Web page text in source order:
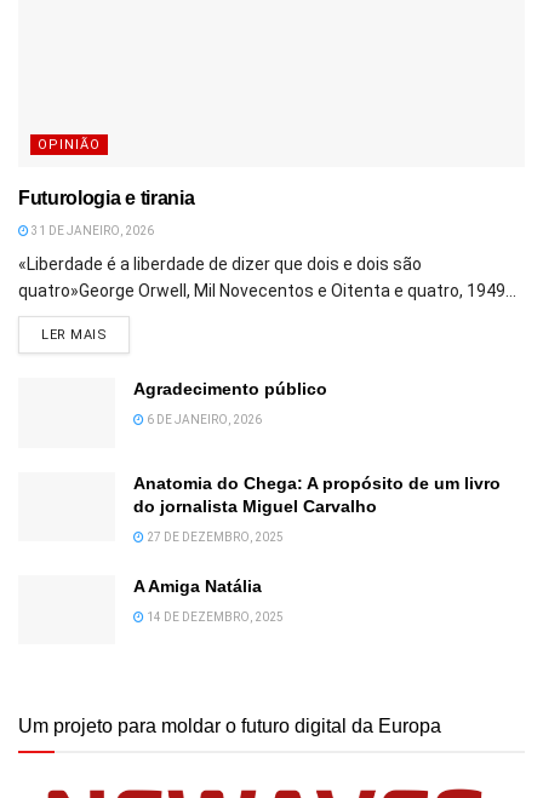
OPINIÃO
Futurologia e tirania
31 DE JANEIRO, 2026
«Liberdade é a liberdade de dizer que dois e dois são
quatro»George Orwell, Mil Novecentos e Oitenta e quatro, 1949...
LER MAIS
Agradecimento público
6 DE JANEIRO, 2026
Anatomia do Chega: A propósito de um livro
do jornalista Miguel Carvalho
27 DE DEZEMBRO, 2025
A Amiga Natália
14 DE DEZEMBRO, 2025
Um projeto para moldar o futuro digital da Europa